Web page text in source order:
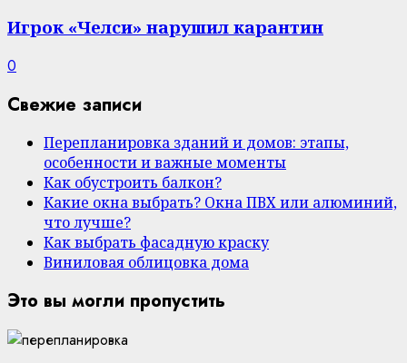
Игрок «Челси» нарушил карантин
0
Свежие записи
Перепланировка зданий и домов: этапы,
особенности и важные моменты
Как обустроить балкон?
Какие окна выбрать? Окна ПВХ или алюминий,
что лучше?
Как выбрать фасадную краску
Виниловая облицовка дома
Это вы могли пропустить